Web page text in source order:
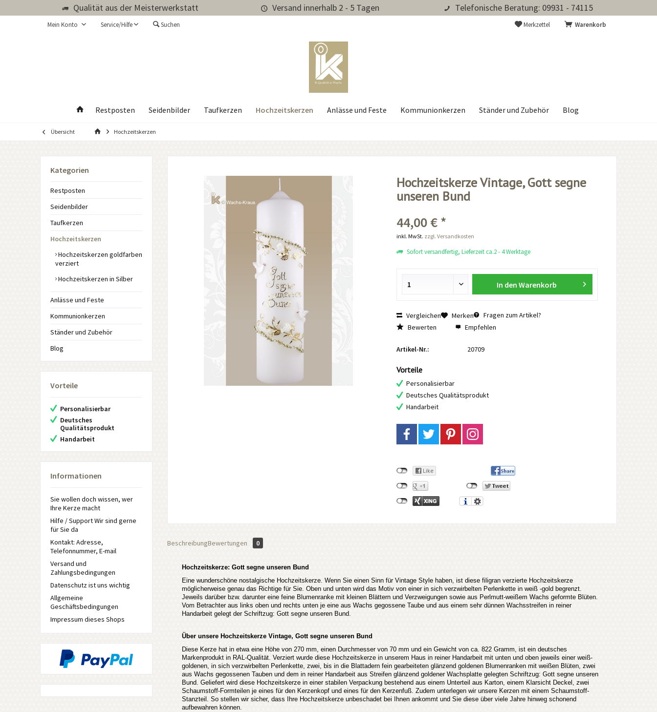
Qualität aus der Meisterwerkstatt Versand innerhalb 2 - 5 Tagen Telefonische Beratung: 09931 - 74115
Warenkorb
Merkzettel
Mein Konto Service/Hilfe Suchen
Restposten Seidenbilder Taufkerzen Hochzeitskerzen Anlässe und Feste Kommunionkerzen Ständer und Zubehör Blog
Übersicht Hochzeitskerzen
Kategorien
Restposten
Seidenbilder
Taufkerzen
Hochzeitskerzen
Hochzeitskerzen goldfarben
verziert
Hochzeitskerzen in Silber
Anlässe und Feste
Kommunionkerzen
Ständer und Zubehör
Blog
Vorteile
Personalisierbar
Deutsches
Qualitätsprodukt
Handarbeit
Informationen
Sie wollen doch wissen, wer
Ihre Kerze macht
Hilfe / Support Wir sind gerne
für Sie da
Kontakt: Adresse,
Telefonnummer, E-mail
Versand und
Zahlungsbedingungen
Datenschutz ist uns wichtig
Allgemeine
Geschäftsbedingungen
Impressum dieses Shops
Hochzeitskerze Vintage, Gott segne
unseren Bund
44,00 € *
inkl. MwSt. zzgl. Versandkosten
Sofort versandfertig, Lieferzeit ca.2 - 4 Werktage
In den Warenkorb
Vergleichen Merken
Fragen zum Artikel?
Bewerten
Empfehlen
Artikel-Nr.: 20709
Vorteile
Personalisierbar
Deutsches Qualitätsprodukt
Handarbeit
BeschreibungBewertungen 0
Hochzeitskerze: Gott segne unseren Bund
Eine wunderschöne nostalgische Hochzeitskerze. Wenn Sie einen Sinn für Vintage Style haben, ist diese filigran verzierte Hochzeitskerze
möglicherweise genau das Richtige für Sie. Oben und unten wird das Motiv von einer in sich verzwirbelten Perlenkette in weiß -gold begrenzt.
Jeweils darüber bzw. darunter eine feine Blumenranke mit kleinen Blättern und Verzweigungen sowie aus Perlmutt-weißem Wachs geformte Blüten.
Vom Betrachter aus links oben und rechts unten je eine aus Wachs gegossene Taube und aus einem sehr dünnen Wachsstreifen in reiner
Handarbeit gelegt der Schriftzug: Gott segne unseren Bund.
Über unsere Hochzeitskerze Vintage, Gott segne unseren Bund
Diese Kerze hat in etwa eine Höhe von 270 mm, einen Durchmesser von 70 mm und ein Gewicht von ca. 822 Gramm, ist ein deutsches
Markenprodukt in RAL-Qualität. Verziert wurde diese Hochzeitskerze in unserem Haus in reiner Handarbeit mit unten und oben jeweils einer weiß-
goldenen, in sich verzwirbelten Perlenkette, zwei, bis in die Blattadern fein gearbeiteten glänzend goldenen Blumenranken mit weißen Blüten, zwei
aus Wachs gegossenen Tauben und dem in reiner Handarbeit aus Streifen glänzend goldener Wachsplatte gelegten Schriftzug: Gott segne unseren
Bund. Geliefert wird diese Hochzeitskerze in einer stabilen Verpackung bestehend aus einem Unterteil aus Karton, einem Klarsicht Deckel, zwei
Schaumstoff-Formteilen je eines für den Kerzenkopf und eines für den Kerzenfuß. Zudem unterlegen wir unsere Kerzen mit einem Schaumstoff-
Stanzteil. So stellen wir sicher, dass Ihre Hochzeitskerze unbeschadet bei Ihnen ankommt und Sie diese über viele Jahre hinweg schonend
aufbewahren können.